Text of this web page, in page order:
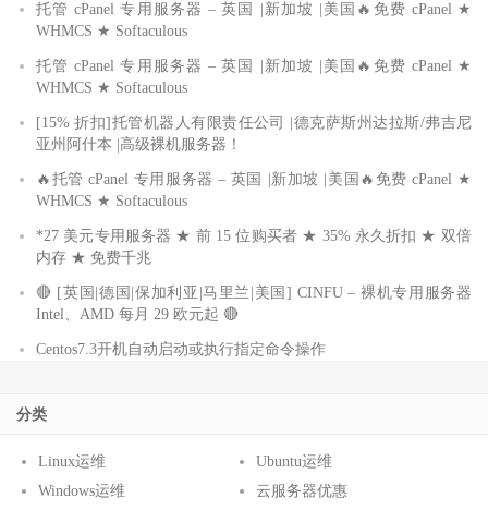
托管 cPanel 专用服务器 – 英国 |新加坡 |美国🔥免费 cPanel ★
WHMCS ★ Softaculous
托管 cPanel 专用服务器 – 英国 |新加坡 |美国🔥免费 cPanel ★
WHMCS ★ Softaculous
[15% 折扣]托管机器人有限责任公司 |德克萨斯州达拉斯/弗吉尼
亚州阿什本 |高级裸机服务器！
🔥托管 cPanel 专用服务器 – 英国 |新加坡 |美国🔥免费 cPanel ★
WHMCS ★ Softaculous
*27 美元专用服务器 ★ 前 15 位购买者 ★ 35% 永久折扣 ★ 双倍
内存 ★ 免费千兆
🔴 [英国|德国|保加利亚|马里兰|美国] CINFU – 裸机专用服务器
Intel、AMD 每月 29 欧元起 🔴
Centos7.3开机自动启动或执行指定命令操作
分类
Linux运维
Ubuntu运维
Windows运维
云服务器优惠